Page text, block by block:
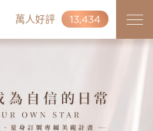
萬人好評 13,434